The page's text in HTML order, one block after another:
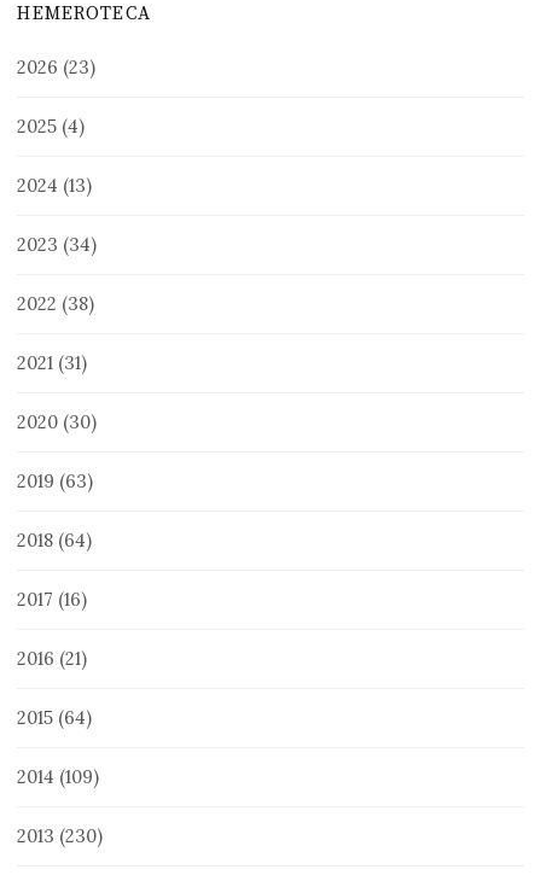
HEMEROTECA
2026 (23)
2025 (4)
2024 (13)
2023 (34)
2022 (38)
2021 (31)
2020 (30)
2019 (63)
2018 (64)
2017 (16)
2016 (21)
2015 (64)
2014 (109)
2013 (230)